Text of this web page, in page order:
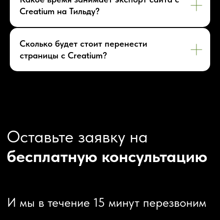
Creatium на Тильду?
Сколько будет стоит перенести
страницы c Creatium?
Корпоративный сайт
ДРУГИЕ УСЛУГИ
SEO продвижение
Контекстная реклама
Техническая поддержка сайта
Перенос сайтов на Тильду
Аудит сайта
info@no-kode.ru
Мы в соцсетях: